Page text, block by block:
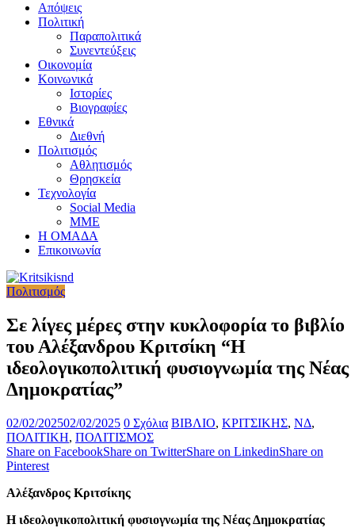
Απόψεις
Πολιτική
Παραπολιτικά
Συνεντεύξεις
Οικονομία
Κοινωνικά
Ιστορίες
Βιογραφίες
Εθνικά
Διεθνή
Πολιτισμός
Αθλητισμός
Θρησκεία
Τεχνολογία
Social Media
ΜΜΕ
Η ΟΜΑΔΑ
Επικοινωνία
Πολιτισμός
Σε λίγες μέρες στην κυκλοφορία το βιβλίο
του Αλέξανδρου Κριτσίκη “Η
ιδεολογικοπολιτική φυσιογνωμία της Νέας
Δημοκρατίας”
02/02/202502/02/2025 0 Σχόλια ΒΙΒΛΙΟ, ΚΡΙΤΣΙΚΗΣ, ΝΔ,
ΠΟΛΙΤΙΚΗ, ΠΟΛΙΤΙΣΜΟΣ
Share on FacebookShare on TwitterShare on LinkedinShare on
Pinterest
Αλέξανδρος Κριτσίκης
Η ιδεολογικοπολιτική φυσιογνωμία της Νέας Δημοκρατίας